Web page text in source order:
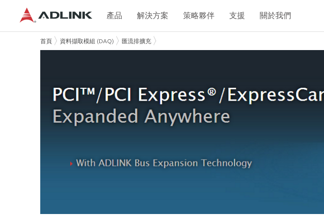
產品 解決方案 策略夥伴 支援 關於我們
首頁 資料擷取模組 (DAQ) 匯流排擴充